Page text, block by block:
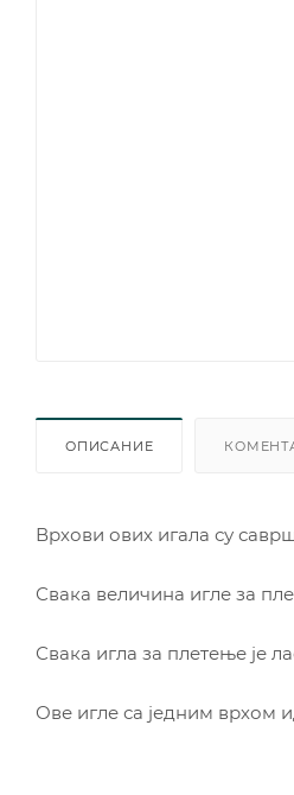
ОПИСАНИЕ
Врхови ових игала су
Свака величина игле за
Свака игла за плетење је
Ове игле са једним врхом